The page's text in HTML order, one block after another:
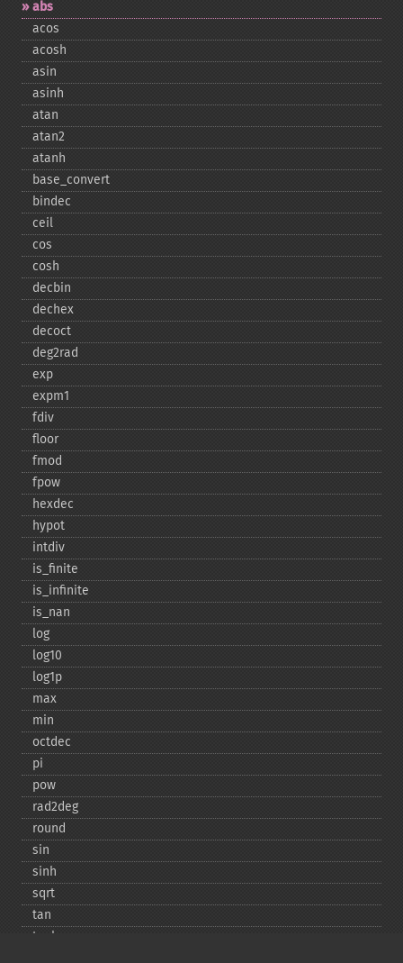
abs
acos
acosh
asin
asinh
atan
atan2
atanh
base_​convert
bindec
ceil
cos
cosh
decbin
dechex
decoct
deg2rad
exp
expm1
fdiv
floor
fmod
fpow
hexdec
hypot
intdiv
is_​finite
is_​infinite
is_​nan
log
log10
log1p
max
min
octdec
pi
pow
rad2deg
round
sin
sinh
sqrt
tan
tanh